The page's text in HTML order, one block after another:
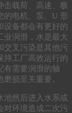
击载荷、高速、极
的电机、泵、U 形
设备都会有更好的
业润滑，水是最大
交叉污染是其他污
持工厂高效运行的
有需要润滑的轴
损至关重要。
池然后进入水系或
对环境造成二次污